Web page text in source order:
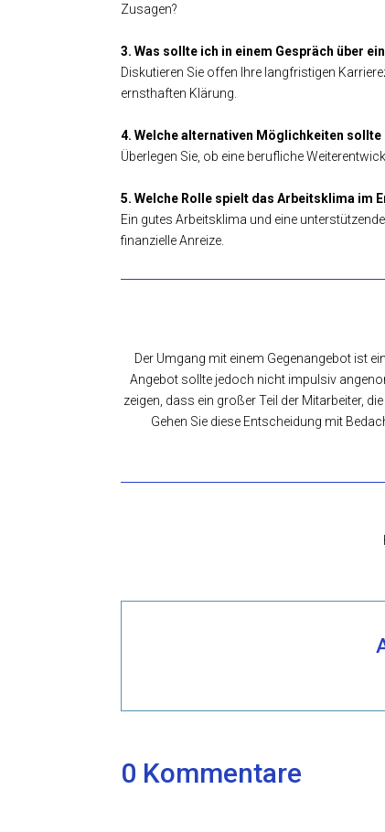
Zusagen?
3. Was sollte ich in einem Gespräch über
Diskutieren Sie offen Ihre langfristigen
ernsthaften Klärung.
4. Welche alternativen Möglichkeiten sollte
Überlegen Sie, ob eine berufliche
5. Welche Rolle spielt das Arbeitsklima im
Ein gutes Arbeitsklima und eine
finanzielle Anreize.
Der Umgang mit einem Gegenangebot ist
Angebot sollte jedoch nicht impulsiv
zeigen, dass ein großer Teil der Mitarbeiter,
Gehen Sie diese Entscheidung mit
0 Kommentare